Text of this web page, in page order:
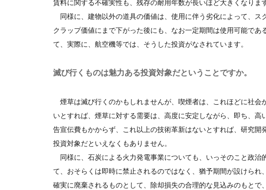
賃料に関する不確実性も、残存の耐用年数が長いほど大きくなりま
同様に、建物以外の道具の価値は、使用に伴う劣化によって、ス
クラップ価値にまで下がった後にも、なお一定期間は使用可能で
て、実際に、航空機等では、そうした投資がなされています。
滅び行くものは魅力ある投資対象だということですか。
煙草は滅び行くのかもしれませんが、喫煙者は、これほどに社会
いとすれば、煙草に対する需要は、高度に安定しながら、即ち、
告宣伝費もかからず、これ以上の技術革新はないとすれば、研究
投資対象だといえなくもありません。
同様に、石炭による火力発電事業についても、いっそのこと政
て、おそらくは即時に禁止されるのではなく、猶予期間が設けら
確実に廃棄されるものとして、除却損失の合理的な見込みのもとで